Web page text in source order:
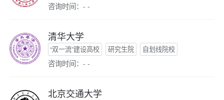
咨询时间：- -
清华大学
“双一流”建设高校 研究生院 自划线院校
咨询时间：- -
北京交通大学